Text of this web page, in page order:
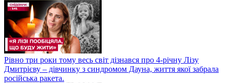
Рівно три роки тому весь світ дізнався про 4-річну Лізу
Дмитрієву – дівчинку з синдромом Дауна, життя якої забрала
російська ракета.